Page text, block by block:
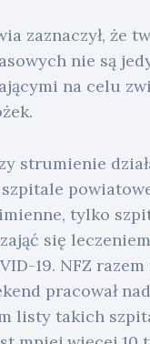
zaznaczył, że
nie są
na celu
strumienie
tylko
się
19. NFZ
pracował nad
listy takich